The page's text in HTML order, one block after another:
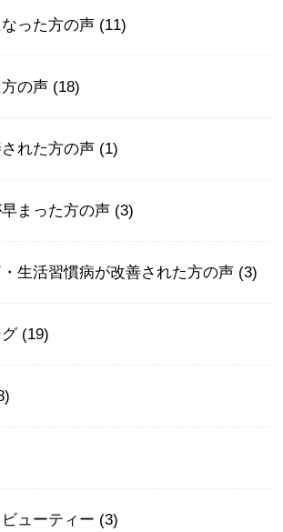
った方の声 (11)
の声 (18)
れた方の声 (1)
まった方の声 (3)
生活習慣病が改善された方の声 (3)
(19)
ューティー (3)